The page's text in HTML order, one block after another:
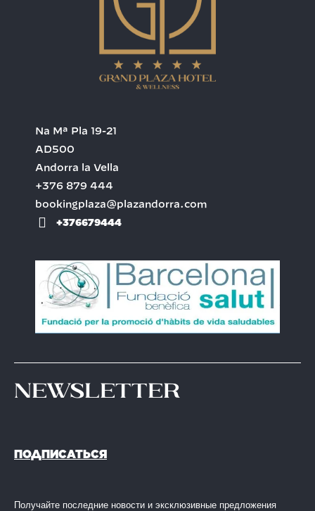
Na Mª Pla 19-21
AD500
Andorra la Vella
+376 879 444
bookingplaza@plazandorra.com
+376679444
Newsletter
ПОДПИСАТЬСЯ
Получайте последние новости и эксклюзивные предложения